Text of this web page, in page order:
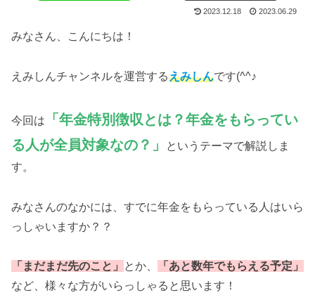
2023.12.18 2023.06.29
みなさん、こんにちは！
えみしんチャンネルを運営するえみしんです(^^♪
今回は
「年金特別徴収とは？年金をもらってい
る人が全員対象なの？」
というテーマで解説しま
す。
みなさんのなかには、すでに年金をもらっている人はいら
っしゃいますか？？
「まだまだ先のこと」 とか、
「あと数年でもらえる予定」
など、様々な方がいらっしゃると思います！